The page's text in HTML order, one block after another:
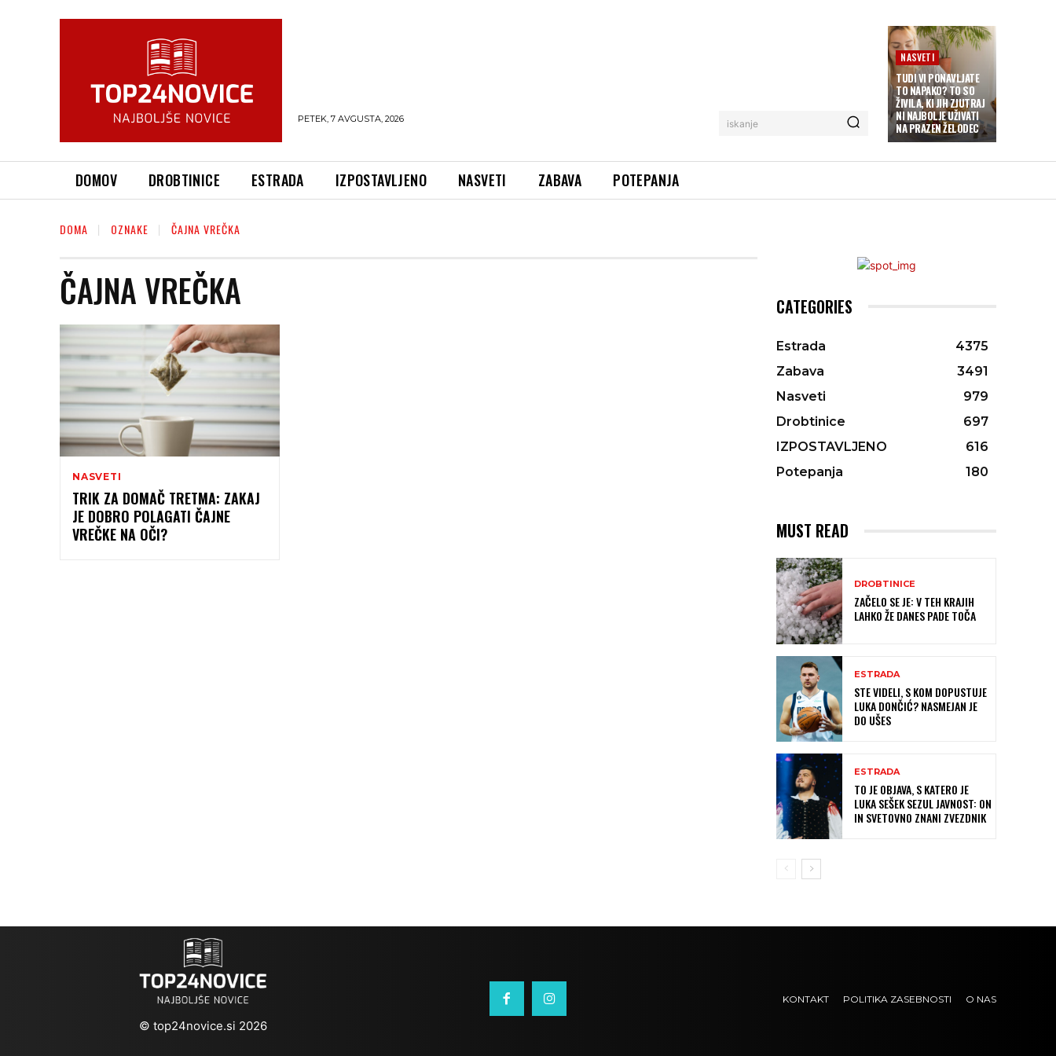
PETEK, 7 AVGUSTA, 2026 iskanje
NASVETI
TUDI VI PONAVLJATE
TO NAPAKO? TO SO
ŽIVILA, KI JIH ZJUTRAJ
NI NAJBOLJE UŽIVATI
NA PRAZEN ŽELODEC
DOMOV DROBTINICE ESTRADA IZPOSTAVLJENO NASVETI ZABAVA POTEPANJA
DOMA OZNAKE ČAJNA VREČKA
ČAJNA VREČKA
NASVETI
TRIK ZA DOMAČ TRETMA: ZAKAJ
JE DOBRO POLAGATI ČAJNE
VREČKE NA OČI?
CATEGORIES
Estrada
4375
Zabava
3491
Nasveti
979
Drobtinice
697
IZPOSTAVLJENO
616
Potepanja
180
MUST READ
DROBTINICE
ZAČELO SE JE: V TEH KRAJIH
LAHKO ŽE DANES PADE TOČA
ESTRADA
STE VIDELI, S KOM DOPUSTUJE
LUKA DONČIĆ? NASMEJAN JE
DO UŠES
ESTRADA
TO JE OBJAVA, S KATERO JE
LUKA SEŠEK SEZUL JAVNOST: ON
IN SVETOVNO ZNANI ZVEZDNIK
© top24novice.si 2026
KONTAKT POLITIKA ZASEBNOSTI O NAS